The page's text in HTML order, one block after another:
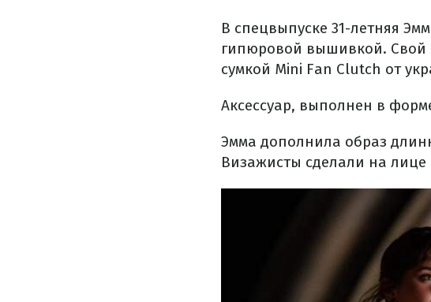
В спецвыпуске 31-летняя
гипюровой вышивкой. Свой
сумкой Mini Fan Clutch от
Аксессуар, выполнен в
Эмма дополнила образ
Визажисты сделали на